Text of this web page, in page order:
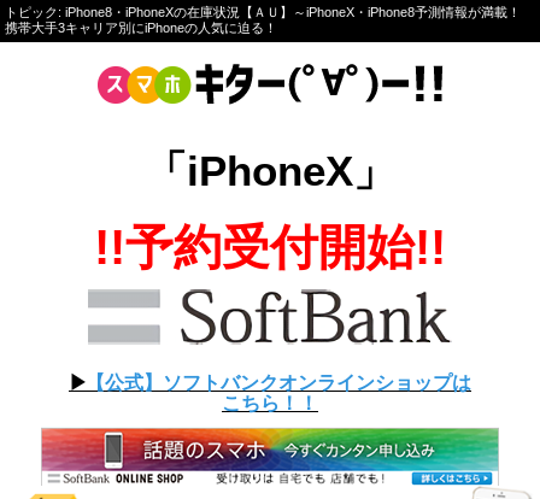
トピック: iPhone8・iPhoneXの在庫状況【ＡＵ】～iPhoneX・iPhone8予測情報が満載！
携帯大手3キャリア別にiPhoneの人気に迫る！
「iPhoneX」
!!予約受付開始!!
▶︎ 【公式】ソフトバンクオンラインショップは
こちら！！